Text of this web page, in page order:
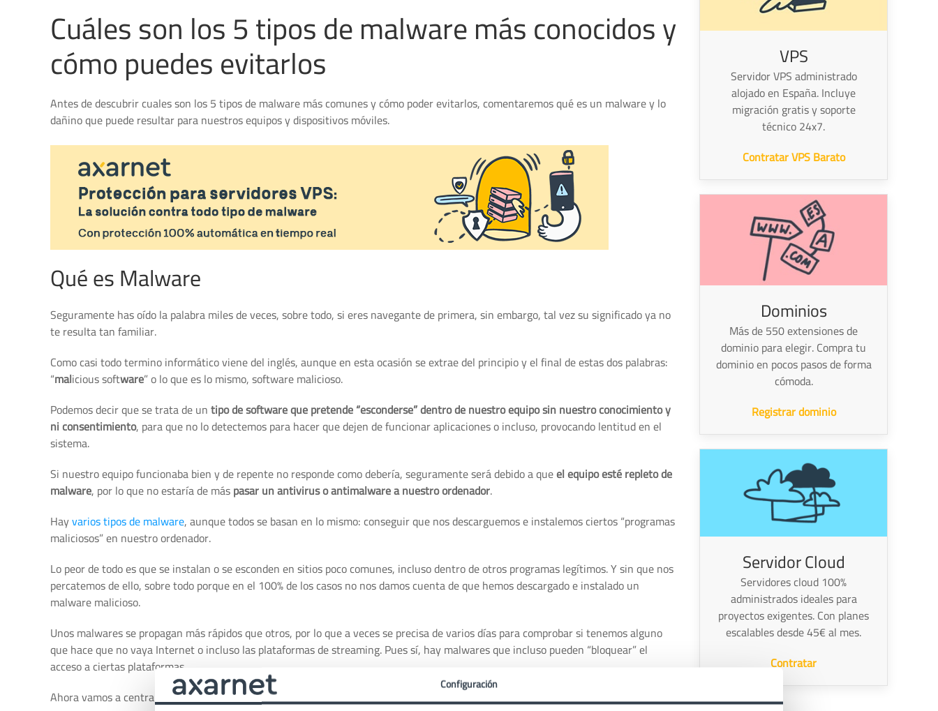
Cuáles son los 5 tipos de malware más conocidos y
cómo puedes evitarlos
Antes de descubrir cuales son los 5 tipos de malware más comunes y cómo poder evitarlos, comentaremos qué es un malware y lo
dañino que puede resultar para nuestros equipos y dispositivos móviles.
Qué es Malware
Seguramente has oído la palabra miles de veces, sobre todo, si eres navegante de primera, sin embargo, tal vez su significado ya no
te resulta tan familiar.
Como casi todo termino informático viene del inglés, aunque en esta ocasión se extrae del principio y el final de estas dos palabras:
“malicious software” o lo que es lo mismo, software malicioso.
Podemos decir que se trata de untipo de software que pretende “esconderse” dentro de nuestro equipo sin nuestro conocimiento y
ni consentimiento, para que no lo detectemos para hacer que dejen de funcionar aplicaciones o incluso, provocando lentitud en el
sistema.
Si nuestro equipo funcionaba bien y de repente no responde como debería, seguramente será debido a queel equipo esté repleto de
malware, por lo que no estaría de máspasar un antivirus o antimalware a nuestro ordenador.
Hayvarios tipos de malware, aunque todos se basan en lo mismo: conseguir que nos descarguemos e instalemos ciertos “programas
maliciosos” en nuestro ordenador.
Lo peor de todo es que se instalan o se esconden en sitios poco comunes, incluso dentro de otros programas legítimos. Y sin que nos
percatemos de ello, sobre todo porque en el 100% de los casos no nos damos cuenta de que hemos descargado e instalado un
malware malicioso.
Unos malwares se propagan más rápidos que otros, por lo que a veces se precisa de varios días para comprobar si tenemos alguno
que hace que no vaya Internet o incluso las plataformas de streaming. Pues sí, hay malwares que incluso pueden “bloquear” el
acceso a ciertas plataformas.
Ahora vamos a centrarnos en lostipos de malware más conocidos y cómo evitarlos:
VPS
Servidor VPS administrado
alojado en España. Incluye
migración gratis y soporte
técnico 24x7.
Contratar VPS Barato
Dominios
Más de 550 extensiones de
dominio para elegir. Compra tu
dominio en pocos pasos de forma
cómoda.
Registrar dominio
Servidor Cloud
Servidores cloud 100%
administrados ideales para
proyectos exigentes. Con planes
escalables desde 45€ al mes.
Contratar
Configuración